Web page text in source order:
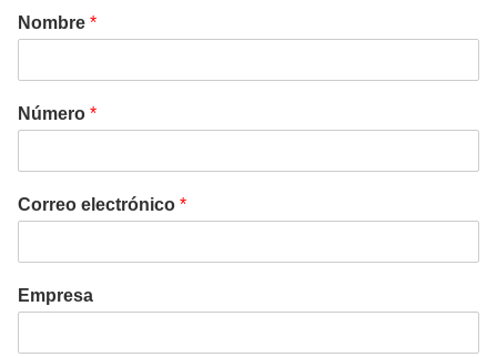
Nombre *
Número *
Correo electrónico *
Empresa